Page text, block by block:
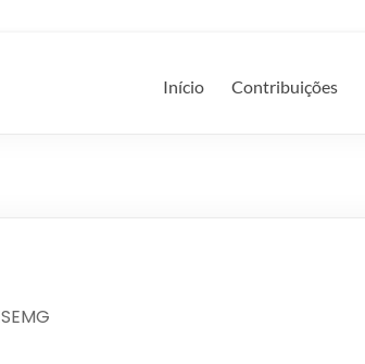
Início Contribuições